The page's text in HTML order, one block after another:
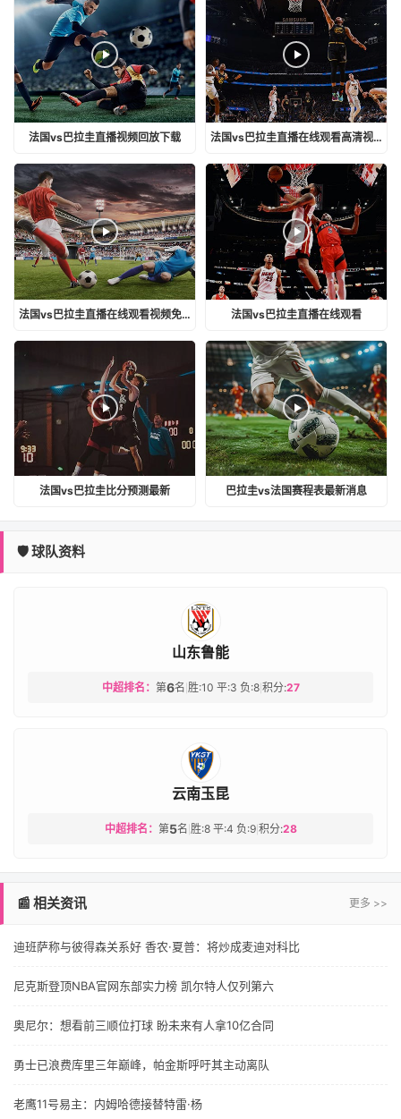
法国vs巴拉圭直播视频回放下载 法国vs巴拉圭直播在线观看高清视频
法国vs巴拉圭直播在线观看视频免费 法国vs巴拉圭直播在线观看
法国vs巴拉圭比分预测最新 巴拉圭vs法国赛程表最新消息
🛡️ 球队资料
山东鲁能
中超排名： 第6名 胜:10 平:3 负:8| 积分:27
云南玉昆
中超排名： 第5名 胜:8 平:4 负:9| 积分:28
📰 相关资讯 更多 >>
迪班萨称与彼得森关系好 香农·夏普：将炒成麦迪对科比
尼克斯登顶NBA官网东部实力榜 凯尔特人仅列第六
奥尼尔：想看前三顺位打球 盼未来有人拿10亿合同
勇士已浪费库里三年巅峰，帕金斯呼吁其主动离队
老鹰11号易主：内姆哈德接替特雷·杨